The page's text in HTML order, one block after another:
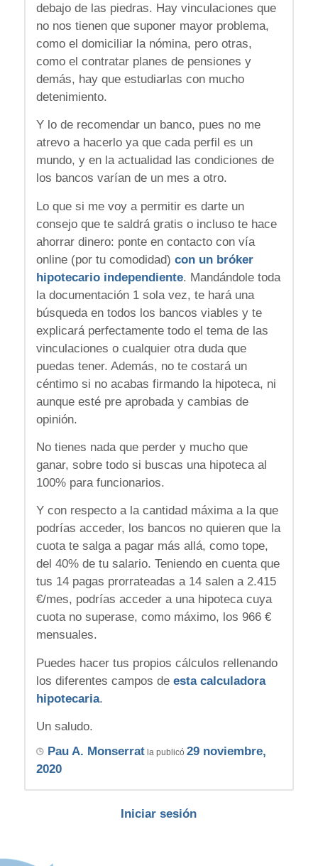
debajo de las piedras. Hay vinculaciones que
no nos tienen que suponer mayor problema,
como el domiciliar la nómina, pero otras,
como el contratar planes de pensiones y
demás, hay que estudiarlas con mucho
detenimiento.
Y lo de recomendar un banco, pues no me
atrevo a hacerlo ya que cada perfil es un
mundo, y en la actualidad las condiciones de
los bancos varían de un mes a otro.
Lo que si me voy a permitir es darte un
consejo que te saldrá gratis o incluso te hace
ahorrar dinero: ponte en contacto con vía
online (por tu comodidad) con un bróker
hipotecario independiente. Mandándole toda
la documentación 1 sola vez, te hará una
búsqueda en todos los bancos viables y te
explicará perfectamente todo el tema de las
vinculaciones o cualquier otra duda que
puedas tener. Además, no te costará un
céntimo si no acabas firmando la hipoteca, ni
aunque esté pre aprobada y cambias de
opinión.
No tienes nada que perder y mucho que
ganar, sobre todo si buscas una hipoteca al
100% para funcionarios.
Y con respecto a la cantidad máxima a la que
podrías acceder, los bancos no quieren que la
cuota te salga a pagar más allá, como tope,
del 40% de tu salario. Teniendo en cuenta que
tus 14 pagas prorrateadas a 14 salen a 2.415
€/mes, podrías acceder a una hipoteca cuya
cuota no superase, como máximo, los 966 €
mensuales.
Puedes hacer tus propios cálculos rellenando
los diferentes campos de esta calculadora
hipotecaria.
Un saludo.
Pau A. Monserratla publicó 29 noviembre,
2020
Iniciar sesión